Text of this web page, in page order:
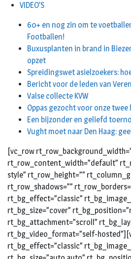
VIDEO’S
60+ en nog zin om te
Footballen!
Buxusplanten in brand in
opzet
Spreidingswet asielzoekers:
Bericht voor de leden van
Valse collecte KVW
Oppas gezocht voor onze twee
Een bijzonder en geliefd
Vught moet naar Den Haag:
[vc_row
rt_row_content_width=”default”
style” rt_row_height=””
rt_row_shadows=””
rt_bg_effect=”classic”
rt_bg_size=”cover”
rt_bg_attachment=”scroll”
rt_bg_video_format=”self-
rt_bg_effect=”classic”